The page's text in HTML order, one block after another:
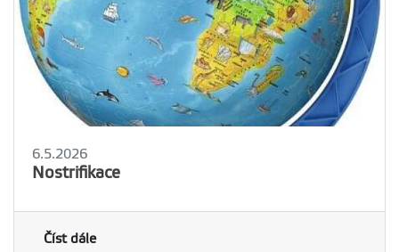
6.5.2026
Nostrifikace
Číst dále